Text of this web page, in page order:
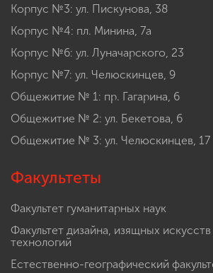
Корпус №3: ул. Пискунова, 38
Корпус №4: пл. Минина, 7а
Корпус №6: ул. Луначарского, 23
Корпус №7: ул. Челюскинцев, 9
Общежитие № 1: пр. Гагарина, 6
Общежитие № 2: ул. Бекетова, 6
Общежитие № 3: ул. Челюскинцев, 17
Факультеты
Факультет гуманитарных наук
Факультет дизайна, изящных
технологий
Естественно-географический